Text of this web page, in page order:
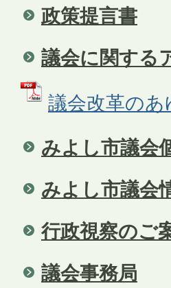
政策提言書
議会に関する
議会改革の
みよし市議会
みよし市議会
行政視察のご
議会事務局